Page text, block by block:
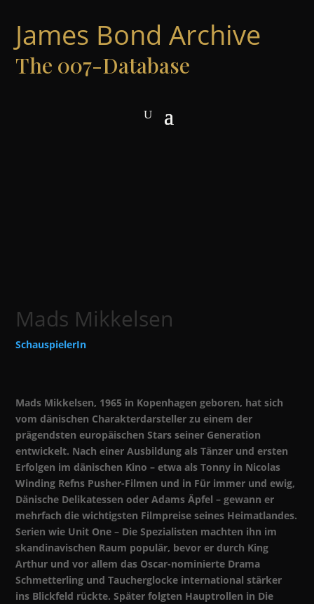
James Bond Archive
The 007-Database
Mads Mikkelsen
SchauspielerIn
Mads Mikkelsen, 1965 in Kopenhagen geboren, hat sich
vom dänischen Charakterdarsteller zu einem der
prägendsten europäischen Stars seiner Generation
entwickelt. Nach einer Ausbildung als Tänzer und ersten
Erfolgen im dänischen Kino – etwa als Tonny in Nicolas
Winding Refns Pusher-Filmen und in Für immer und ewig,
Dänische Delikatessen oder Adams Äpfel – gewann er
mehrfach die wichtigsten Filmpreise seines Heimatlandes.
Serien wie Unit One – Die Spezialisten machten ihn im
skandinavischen Raum populär, bevor er durch King
Arthur und vor allem das Oscar-nominierte Drama
Schmetterling und Taucherglocke international stärker
ins Blickfeld rückte. Später folgten Hauptrollen in Die